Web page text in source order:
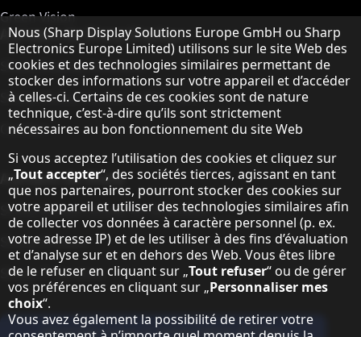
Green Vision
A propos de Sharp Displays
Sharp Display Solutions
Sharp Global Customer Program
Contact
A propos de Sharp
Sharp Europe (Sharp for Business)
Sharp Printers
Sharp IT Services
Abonnez-vous à notre lettre d'infos
Remarque concernant la protection des
Nous (Sharp Display Solutions Europe GmbH ou Sharp
Electronics Europe Limited) utilisons sur le site Web des
cookies et des technologies similaires permettant de
stocker des informations sur votre appareil et d’accéder
à celles-ci. Certains de ces cookies sont de nature
technique, c’est-à-dire qu’ils sont strictement
nécessaires au bon fonctionnement du site Web
Si vous acceptez l’utilisation des cookies et cliquez sur
„Tout accepter“, des sociétés tierces, agissant en tant
que nos partenaires, pourront stocker des cookies sur
votre appareil et utiliser des technologies similaires afin
de collecter vos données à caractère personnel (p. ex.
votre adresse IP) et de les utiliser à des fins d’évaluation
et d’analyse sur et en dehors des Web. Vous êtes libre
de le refuser en cliquant sur „Tout refuser“ ou de gérer
vos préférences en cliquant sur „Personnaliser mes
choix“.
Vous avez également la possibilité de retirer votre